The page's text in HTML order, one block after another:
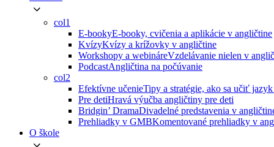
col1
E-bookyE-booky, cvičenia a aplikácie v angličtine
KvízyKvízy a krížovky v angličtine
Workshopy a webináreVzdelávanie nielen v
PodcastAngličtina na počúvanie
col2
Efektívne učenieTipy a stratégie, ako sa učiť
Pre detiHravá výučba angličtiny pre deti
Bridgin’ DramaDivadelné predstavenia v
Prehliadky v GMBKomentované prehliadky v
O škole